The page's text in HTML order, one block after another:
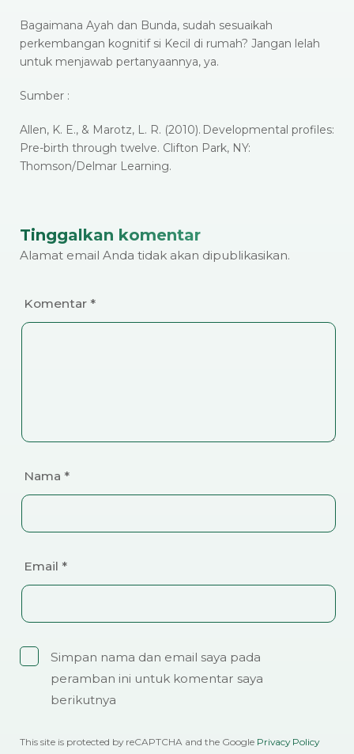
Bagaimana Ayah dan Bunda, sudah sesuaikah
perkembangan kognitif si Kecil di rumah? Jangan lelah
untuk menjawab pertanyaannya, ya.
Sumber :
Allen, K. E., & Marotz, L. R. (2010). Developmental profiles:
Pre-birth through twelve. Clifton Park, NY:
Thomson/Delmar Learning.
Tinggalkan komentar
Alamat email Anda tidak akan dipublikasikan.
Komentar *
Nama *
Email *
Simpan nama dan email saya pada
peramban ini untuk komentar saya
berikutnya
This site is protected by reCAPTCHA and the Google Privacy Policy